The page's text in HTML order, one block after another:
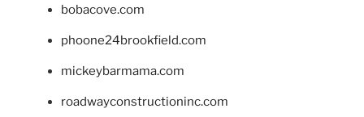
bobacove.com
phoone24brookfield.com
mickeybarmama.com
roadwayconstructioninc.com